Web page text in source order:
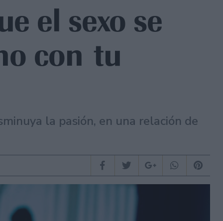
el sexo se
con tu
la pasión, en una relación de